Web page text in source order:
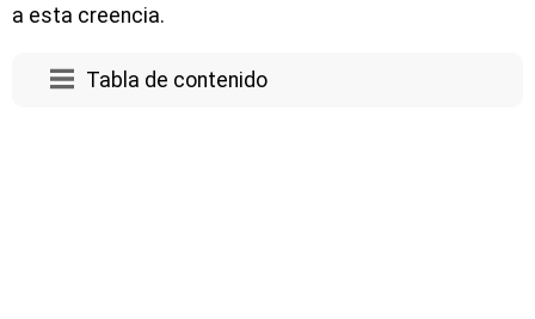
a esta creencia.
Tabla de contenido